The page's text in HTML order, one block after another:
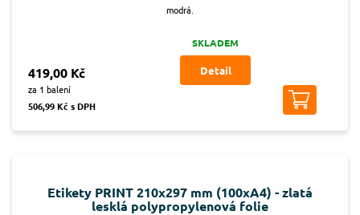
modrá.
419,00 Kč
za 1 balení
506,99 Kč s DPH
SKLADEM
Detail
Etikety PRINT 210x297 mm (100xA4) - zlatá
lesklá polypropylenová folie